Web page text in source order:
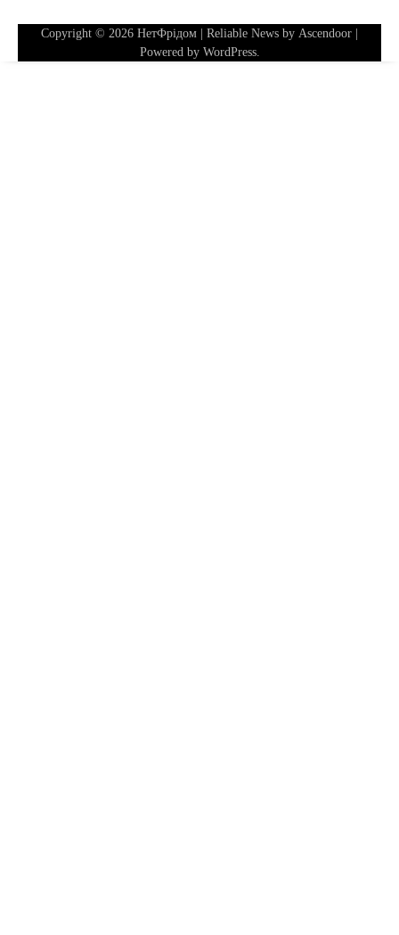
Copyright © 2026 НетФрідом | Reliable News by Ascendoor |
Powered by WordPress.